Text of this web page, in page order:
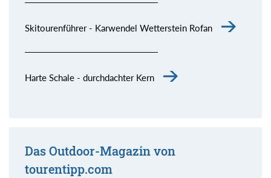
Skitourenführer - Karwendel Wetterstein Rofan
Harte Schale - durchdachter Kern
Das Outdoor-Magazin von
tourentipp.com